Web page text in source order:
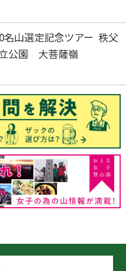
名山選定記念ツアー 秩父
公園 大菩薩嶺